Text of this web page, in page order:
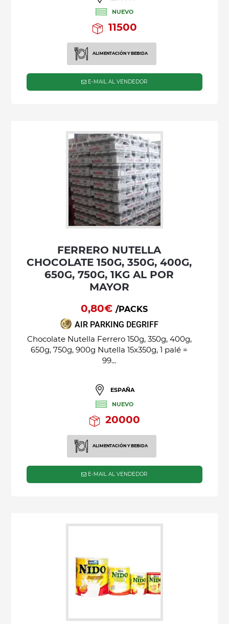
NUEVO
11500
ALIMENTACIÓN Y BEBIDA
E-MAIL AL VENDEDOR
FERRERO NUTELLA
CHOCOLATE 150G, 350G, 400G,
650G, 750G, 1KG AL POR
MAYOR
0,80€/PACKS
AIR PARKING DEGRIFF
Chocolate Nutella Ferrero 150g, 350g, 400g,
650g, 750g, 900g Nutella 15x350g, 1 palé =
99...
ESPAÑA
NUEVO
20000
ALIMENTACIÓN Y BEBIDA
E-MAIL AL VENDEDOR